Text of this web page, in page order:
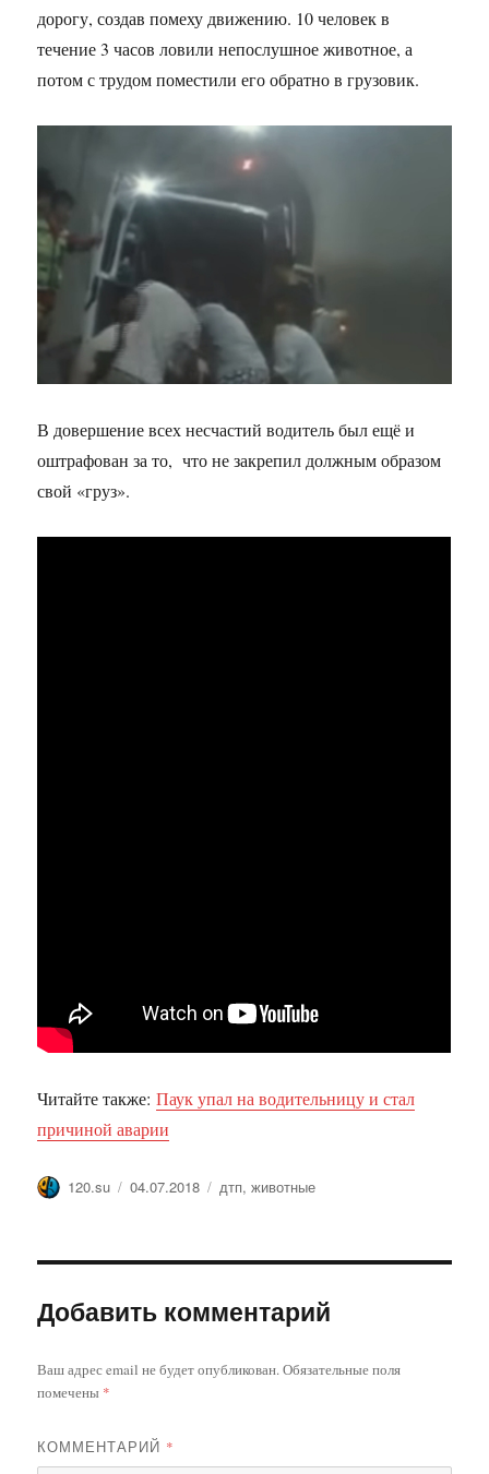
дорогу, создав помеху движению. 10 человек в
течение 3 часов ловили непослушное животное, а
потом с трудом поместили его обратно в грузовик.
В довершение всех несчастий водитель был ещё и
оштрафован за то, что не закрепил должным образом
свой «груз».
Читайте также:Паук упал на водительницу и стал
причиной аварии
Автор
120.su Опубликовано
04.07.2018 Метки
дтп,животные
Добавить комментарий
Ваш адрес email не будет опубликован.Обязательные поля
помечены *
КОММЕНТАРИЙ *